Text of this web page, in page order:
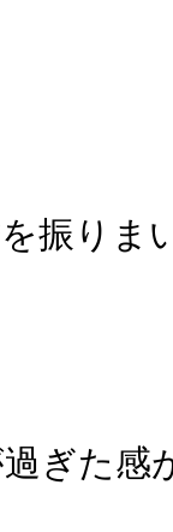
振りま
ぎた感